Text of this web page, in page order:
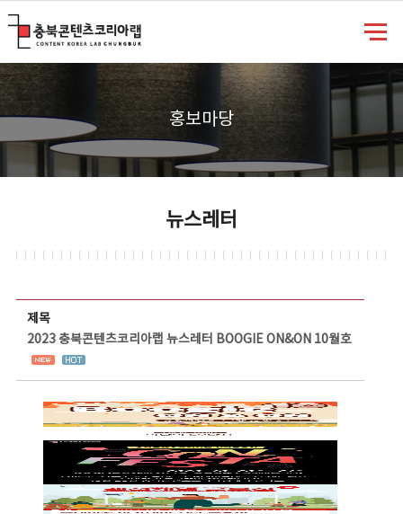
홍보마당
뉴스레터
제목
2023 충북콘텐츠코리아랩 뉴스레터 BOOGIE ON&ON 10월호